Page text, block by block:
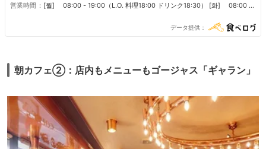
営業時間
[월] 08:00 - 19:00（L.O. 料理18:00 ドリンク18:30） [화] 08:00 -
理18:00 ドリンク18:30） [목] 08:00 - 19:00（L.O. 料理18:00 ドリン
ク18:30） [금] 08:00 - 19:00（L.O. 料理18:00 ドリンク18:30） [토]
データ提供
朝カフェ②：店内もメニューもゴージャス「ギャラン」